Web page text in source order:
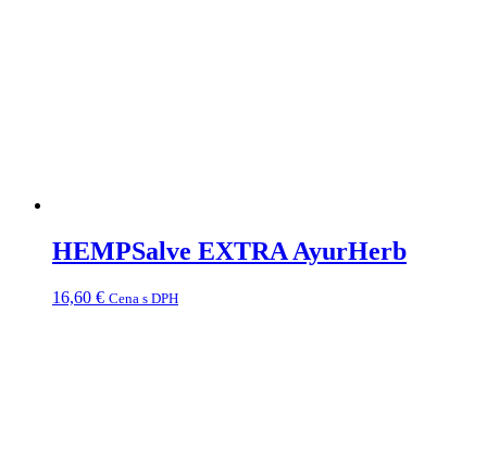
HEMPSalve EXTRA AyurHerb
16,60 € Cena s DPH